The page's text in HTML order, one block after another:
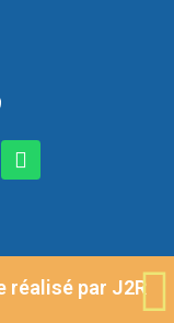
réalisé par J2R